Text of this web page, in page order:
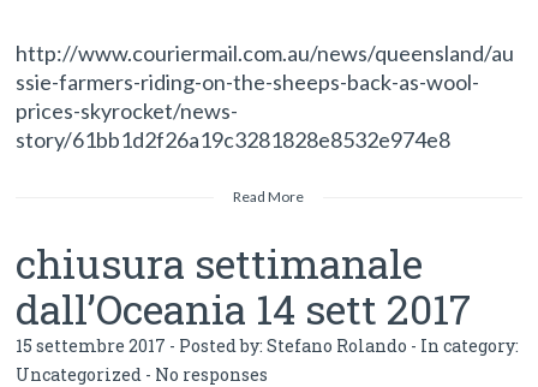
http://www.couriermail.com.au/news/queensland/au
ssie-farmers-riding-on-the-sheeps-back-as-wool-
prices-skyrocket/news-
story/61bb1d2f26a19c3281828e8532e974e8
Read More
chiusura settimanale
dall’Oceania 14 sett 2017
15 settembre 2017 - Posted by:Stefano Rolando - In category:
Uncategorized - No responses